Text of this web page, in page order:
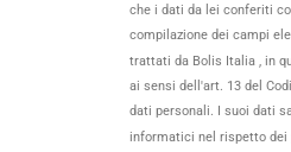
che i dati da lei conferiti
compilazione dei campi
trattati da Bolis Italia , in
ai sensi dell'art. 13 del
dati personali. I suoi dati
informatici nel rispetto